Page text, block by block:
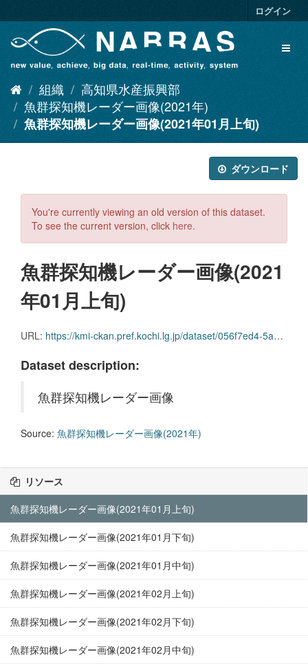
キ
ログイン
組織
高知県水産振興部
魚群探知機レーダー画像(2021年)
魚群探知機レーダー画像(2021年01月上旬)
ダウンロード
You're currently viewing an old version of this dataset.
To see the current version, click here.
魚群探知機レーダー画像(2021
年01月上旬)
URL: https://kmi-ckan.pref.kochi.lg.jp/dataset/056f7ed4-5a07-486a-8b65-ec28e5eeb0b5/resource/035ed1d8-a913-4234-a67b-ad1dc581f95f/download/gyoguntanchikireedaagazou2021nen01-joujun.zip
Dataset description:
魚群探知機レーダー画像
Source: 魚群探知機レーダー画像(2021年)
リソース
魚群探知機レーダー画像(2021年01月上旬)
魚群探知機レーダー画像(2021年01月下旬)
魚群探知機レーダー画像(2021年01月中旬)
魚群探知機レーダー画像(2021年02月上旬)
魚群探知機レーダー画像(2021年02月下旬)
魚群探知機レーダー画像(2021年02月中旬)